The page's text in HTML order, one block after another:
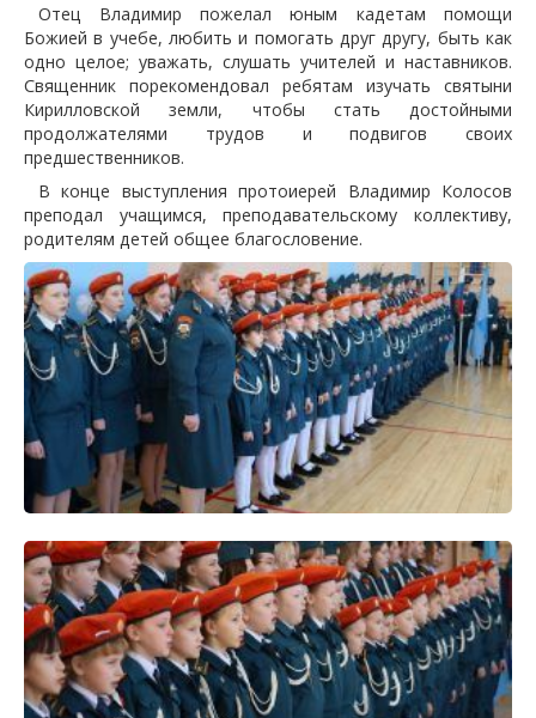
Отец Владимир пожелал юным кадетам помощи
Божией в учебе, любить и помогать друг другу, быть как
одно целое; уважать, слушать учителей и наставников.
Священник порекомендовал ребятам изучать святыни
Кирилловской земли, чтобы стать достойными
продолжателями трудов и подвигов своих
предшественников.
В конце выступления протоиерей Владимир Колосов
преподал учащимся, преподавательскому коллективу,
родителям детей общее благословение.